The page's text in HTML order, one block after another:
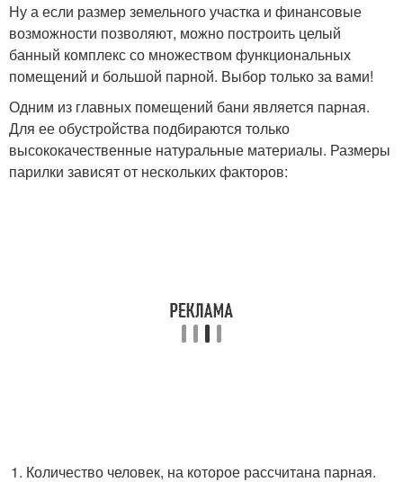
Ну а если размер земельного участка и финансовые
возможности позволяют, можно построить целый
банный комплекс со множеством функциональных
помещений и большой парной. Выбор только за вами!
Одним из главных помещений бани является парная.
Для ее обустройства подбираются только
высококачественные натуральные материалы. Размеры
парилки зависят от нескольких факторов:
Количество человек, на которое рассчитана парная.